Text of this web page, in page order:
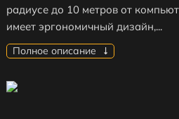
радиусе до 10 метров от
имеет эргономичный дизайн,...
Полное описание